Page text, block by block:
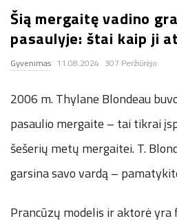
.
c
o
.
u
k
Šią mergaitę vadino
pasaulyje: štai kaip ji
Gyvenimas 11.08.2024 307 Peržiūrėjo
2006 m. Thylane Blondeau
pasaulio mergaite – tai tikrai
šešerių metų mergaitei. T.
garsina savo vardą –
Prancūzų modelis ir aktorė